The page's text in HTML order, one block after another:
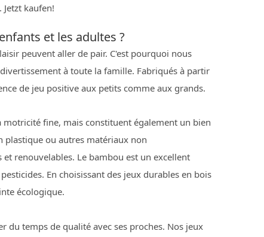
kaufen!
et les adultes ?
peuvent aller de pair. C'est pourquoi nous
à toute la famille. Fabriqués à partir
de jeu positive aux petits comme aux grands.
fine, mais constituent également un bien
ou autres matériaux non
renouvelables. Le bambou est un excellent
En choisissant des jeux durables en bois
écologique.
du temps de qualité avec ses proches. Nos jeux